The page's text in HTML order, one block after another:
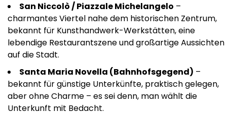
San Niccolò / Piazzale Michelangelo –
charmantes Viertel nahe dem historischen Zentrum,
bekannt für Kunsthandwerk-Werkstätten, eine
lebendige Restaurantszene und großartige Aussichten
auf die Stadt.
Santa Maria Novella (Bahnhofsgegend) –
bekannt für günstige Unterkünfte, praktisch gelegen,
aber ohne Charme – es sei denn, man wählt die
Unterkunft mit Bedacht.